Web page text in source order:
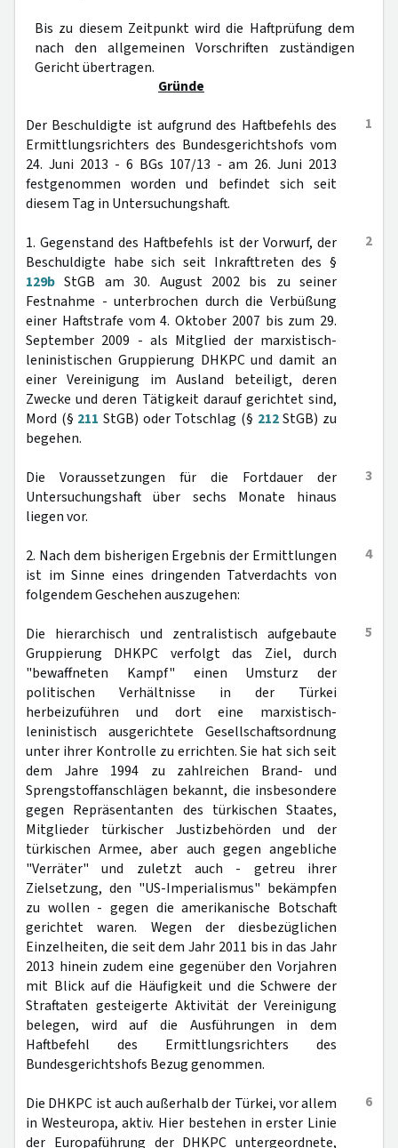
Bis zu diesem Zeitpunkt wird die Haftprüfung dem
nach den allgemeinen Vorschriften zuständigen
Gericht übertragen.
Gründe
1
Der Beschuldigte ist aufgrund des Haftbefehls des
Ermittlungsrichters des Bundesgerichtshofs vom
24. Juni 2013 - 6 BGs 107/13 - am 26. Juni 2013
festgenommen worden und befindet sich seit
diesem Tag in Untersuchungshaft.
2
1. Gegenstand des Haftbefehls ist der Vorwurf, der
Beschuldigte habe sich seit Inkrafttreten des §
129b StGB am 30. August 2002 bis zu seiner
Festnahme - unterbrochen durch die Verbüßung
einer Haftstrafe vom 4. Oktober 2007 bis zum 29.
September 2009 - als Mitglied der marxistisch-
leninistischen Gruppierung DHKPC und damit an
einer Vereinigung im Ausland beteiligt, deren
Zwecke und deren Tätigkeit darauf gerichtet sind,
Mord (§ 211 StGB) oder Totschlag (§ 212StGB) zu
begehen.
3
Die Voraussetzungen für die Fortdauer der
Untersuchungshaft über sechs Monate hinaus
liegen vor.
4
2. Nach dem bisherigen Ergebnis der Ermittlungen
ist im Sinne eines dringenden Tatverdachts von
folgendem Geschehen auszugehen:
5
Die hierarchisch und zentralistisch aufgebaute
Gruppierung DHKPC verfolgt das Ziel, durch
"bewaffneten Kampf" einen Umsturz der
politischen Verhältnisse in der Türkei
herbeizuführen und dort eine marxistisch-
leninistisch ausgerichtete Gesellschaftsordnung
unter ihrer Kontrolle zu errichten. Sie hat sich seit
dem Jahre 1994 zu zahlreichen Brand- und
Sprengstoffanschlägen bekannt, die insbesondere
gegen Repräsentanten des türkischen Staates,
Mitglieder türkischer Justizbehörden und der
türkischen Armee, aber auch gegen angebliche
"Verräter" und zuletzt auch - getreu ihrer
Zielsetzung, den "US-Imperialismus" bekämpfen
zu wollen - gegen die amerikanische Botschaft
gerichtet waren. Wegen der diesbezüglichen
Einzelheiten, die seit dem Jahr 2011 bis in das Jahr
2013 hinein zudem eine gegenüber den Vorjahren
mit Blick auf die Häufigkeit und die Schwere der
Straftaten gesteigerte Aktivität der Vereinigung
belegen, wird auf die Ausführungen in dem
Haftbefehl des Ermittlungsrichters des
Bundesgerichtshofs Bezug genommen.
6
Die DHKPC ist auch außerhalb der Türkei, vor allem
in Westeuropa, aktiv. Hier bestehen in erster Linie
der Europaführung der DHKPC untergeordnete,